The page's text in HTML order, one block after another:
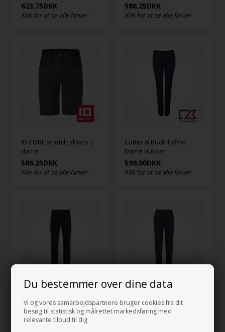
Du bestemmer over dine data
Vi og vores samarbejdspartnere bruger cookies fra dit
besøg til statistisk og målrettet markedsføring med
relevante tilbud til dig.
623,75DKK
Klik for at se alle farver
586,25DKK
Klik for at se alle farver
ID CORE stretch shorts |
dame
586,25DKK
Klik for at se alle farver
Cutter & Buck Tofino
Dame Bukser
599,00DKK
Klik for at se alle farver
Sunwill Jeans I Regular Fit
848,75DKK
Sunwill Traveller Dame
Bukser I Comfort Fit